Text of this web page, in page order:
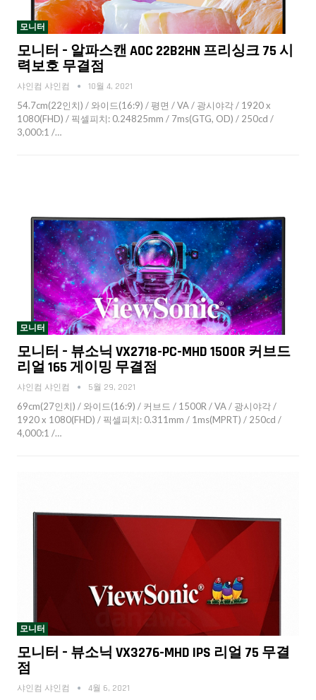
모니터
모니터 – 알파스캔 AOC 22B2HN 프리싱크 75 시
력보호 무결점
샤인컴 샤인컴 10월 4, 2021
54.7cm(22인치) / 와이드(16:9) / 평면 / VA / 광시야각 / 1920 x
1080(FHD) / 픽셀피치: 0.24825mm / 7ms(GTG, OD) / 250cd /
3,000:1 /…
모니터
모니터 – 뷰소닉 VX2718-PC-MHD 1500R 커브드
리얼 165 게이밍 무결점
샤인컴 샤인컴 5월 29, 2021
69cm(27인치) / 와이드(16:9) / 커브드 / 1500R / VA / 광시야각 /
1920 x 1080(FHD) / 픽셀피치: 0.311mm / 1ms(MPRT) / 250cd /
4,000:1 /…
모니터
모니터 – 뷰소닉 VX3276-MHD IPS 리얼 75 무결
점
샤인컴 샤인컴 4월 6, 2021